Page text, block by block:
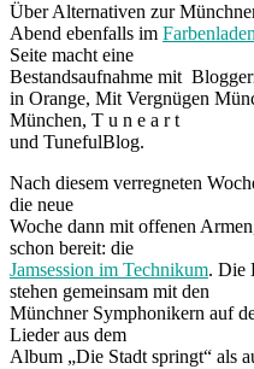
Über Alternativen zur
Abend ebenfalls im Farbenladen
Seite macht eine
Bestandsaufnahme mit
in Orange, Mit Vergnügen
München, T u n e a r t
und TunefulBlog.
Nach diesem verregneten
die neue
Woche dann mit offenen
schon bereit: die
Jamsession im Technikum. Die
stehen gemeinsam mit den
Münchner Symphonikern auf
Lieder aus dem
Album „Die Stadt springt“ als